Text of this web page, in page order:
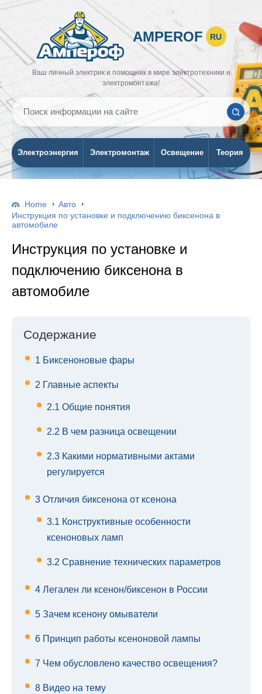
AMPEROF RU
Ваш личный электрик и помощник в мире электротехники и
электромонтажа!
Электроэнергия Электромонтаж Освещение Теория
Home
Авто
Инструкция по установке и подключению биксенона в
автомобиле
Инструкция по установке и
подключению биксенона в
автомобиле
Содержание
1 Биксеноновые фары
2 Главные аспекты
2.1 Общие понятия
2.2 В чем разница освещении
2.3 Какими нормативными актами
регулируется
3 Отличия биксенона от ксенона
3.1 Конструктивные особенности
ксеноновых ламп
3.2 Сравнение технических параметров
4 Легален ли ксенон/биксенон в России
5 Зачем ксенону омыватели
6 Принцип работы ксеноновой лампы
7 Чем обусловлено качество освещения?
8 Видео на тему